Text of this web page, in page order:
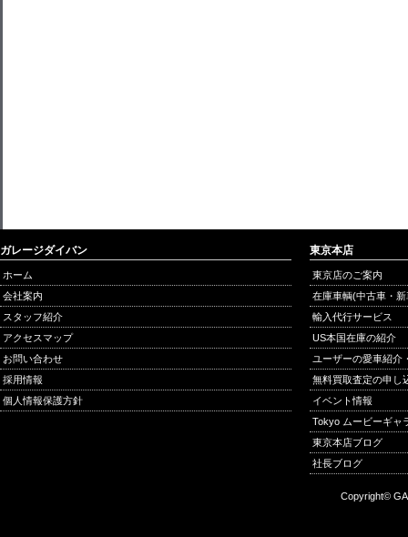
ガレージダイバン
ホーム
会社案内
スタッフ紹介
アクセスマップ
お問い合わせ
採用情報
個人情報保護方針
東京本店
東京店のご案内
在庫車輌(中古車・
輸入代行サービス
US本国在庫の紹介
ユーザーの愛車紹介
無料買取査定の申し
イベント情報
Tokyo ムービーギャ
東京本店ブログ
社長ブログ
Copyright©